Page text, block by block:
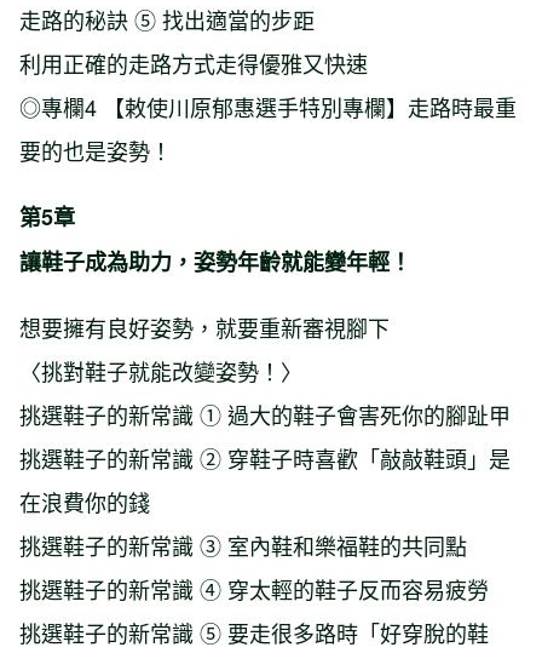
走路的秘訣 ⑤ 找出適當的步距
利用正確的走路方式走得優雅又快速
◎專欄4 【敕使川原郁惠選手特別專欄】走路時最重
要的也是姿勢！
第5章
讓鞋子成為助力，姿勢年齡就能變年輕！
想要擁有良好姿勢，就要重新審視腳下
〈挑對鞋子就能改變姿勢！〉
挑選鞋子的新常識 ① 過大的鞋子會害死你的腳趾甲
挑選鞋子的新常識 ② 穿鞋子時喜歡「敲敲鞋頭」是
在浪費你的錢
挑選鞋子的新常識 ③ 室內鞋和樂福鞋的共同點
挑選鞋子的新常識 ④ 穿太輕的鞋子反而容易疲勞
挑選鞋子的新常識 ⑤ 要走很多路時「好穿脫的鞋